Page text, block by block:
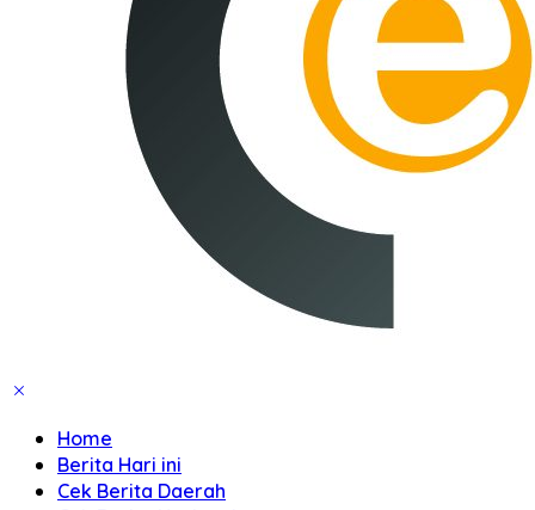
Home
Berita Hari ini
Cek Berita Daerah